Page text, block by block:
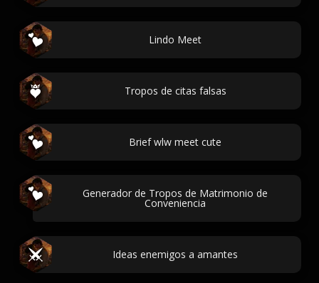
Lindo Meet
Tropos de citas falsas
Brief wlw meet cute
Generador de Tropos de Matrimonio de
Conveniencia
Ideas enemigos a amantes